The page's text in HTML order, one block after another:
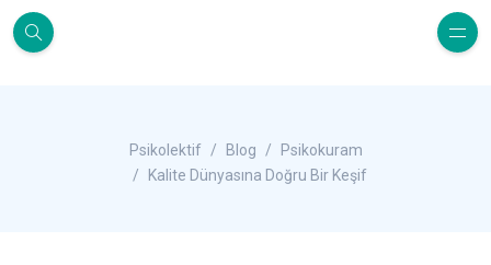
Psikolektif Blog
Psikokuram
Kalite Dünyasına Doğru Bir Keşif